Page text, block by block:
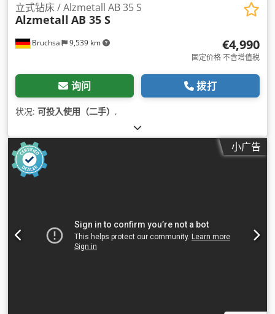
Bruchsal 9,539 km
立式钻床 / Alzmetall AB 35 S
Alzmetall AB 35 S
€4,990
固定价格 不含增值税
询问 拨打
状况: 可投入使用（二手） ,
小广告